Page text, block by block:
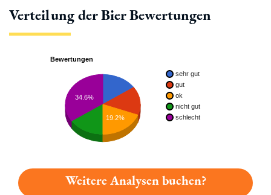
Verteilung der Bier Bewertungen
Bewertungen
sehr gut
gut
ok
nicht gut
schlecht
34.6%
19.2%
Weitere Analysen buchen?